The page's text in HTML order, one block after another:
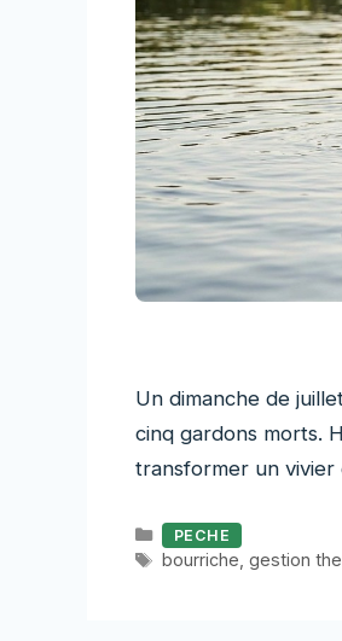
Un dimanche de
cinq gardons morts.
transformer un
Catégories
PECHE
Étiquettes
bourriche gestion